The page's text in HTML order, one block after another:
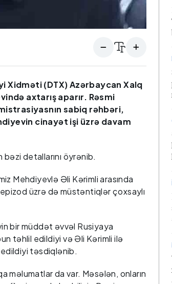
Xidməti (DTX) Azərbaycan Xalq
axtarış aparır. Rəsmi
sabiq rəhbəri,
cinayət işi üzrə davam
detallarını öyrənib.
Mehdiyevlə Əli Kərimli arasında
üzrə də müstəntiqlər çoxsaylı
bir müddət əvvəl Rusiyaya
təhlil edildiyi və Əli Kərimli ilə
edildiyi təsdiqlənib.
məlumatlar da var. Məsələn, onların